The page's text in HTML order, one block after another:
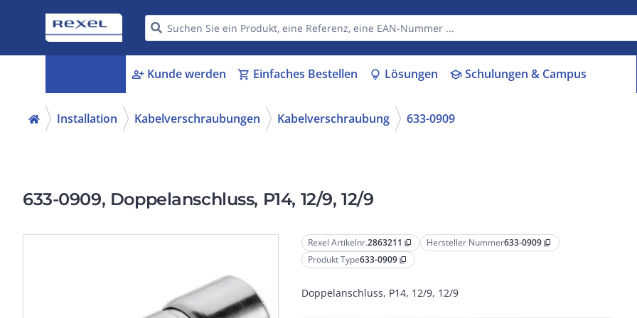
person_add Kunde werden shopping_cart Einfaches Bestellen lightbulb Lösungen schoolSchulungen & Campus
Installation Kabelverschraubungen Kabelverschraubung 633-0909
633-0909, Doppelanschluss, P14, 12/9, 12/9
Rexel Artikelnr.2863211 content_copy Hersteller Nummer633-0909 content_copy
Produkt Type633-0909 content_copy
Doppelanschluss, P14, 12/9, 12/9